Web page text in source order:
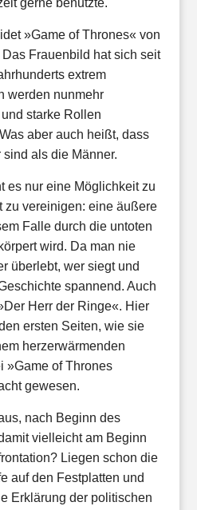
gerne benutzte.
»Game of Thrones« von
Frauenbild hat sich seit
extrem
werden nunmehr
starke Rollen
aber auch heißt, dass
als die Männer.
es nur eine Möglichkeit zu
zu vereinigen: eine äußere
Falle durch die untoten
wird. Da man nie
überlebt, wer siegt und
spannend. Auch
Herr der Ringe«. Hier
ersten Seiten, wie sie
herzerwärmenden
»Game of Thrones
gewesen.
nach Beginn des
vielleicht am Beginn
Liegen schon die
auf den Festplatten und
Erklärung der politischen